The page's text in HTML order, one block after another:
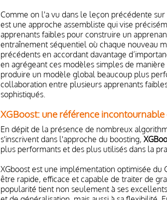
Comme on l'a vu dans le leçon précédente sur
est une approche assembliste qui vise
apprenants faibles pour construire un
entraînement séquentiel où chaque nouveau
précédents en accordant davantage
en agrégeant ces modèles simples de
produire un modèle global beaucoup plus
collaboration entre plusieurs apprenants
sophistiqués.
XGBoost: une référence
En dépit de la présence de nombreux
s'inscrivent dans l'approche du boosting,
plus performants et des plus utilisés dans la
XGboost est une implémentation optimisée du
être rapide, efficace et capable de traiter de
popularité tient non seulement à ses